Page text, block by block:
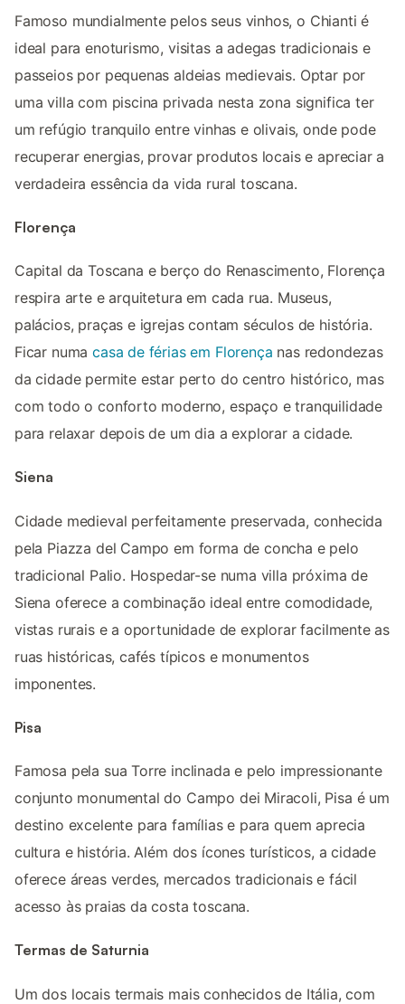
Famoso mundialmente pelos seus vinhos, o Chianti é
ideal para enoturismo, visitas a adegas tradicionais e
passeios por pequenas aldeias medievais. Optar por
uma villa com piscina privada nesta zona significa ter
um refúgio tranquilo entre vinhas e olivais, onde pode
recuperar energias, provar produtos locais e apreciar a
verdadeira essência da vida rural toscana.
Florença
Capital da Toscana e berço do Renascimento, Florença
respira arte e arquitetura em cada rua. Museus,
palácios, praças e igrejas contam séculos de história.
Ficar numacasa de férias em Florença nas redondezas
da cidade permite estar perto do centro histórico, mas
com todo o conforto moderno, espaço e tranquilidade
para relaxar depois de um dia a explorar a cidade.
Siena
Cidade medieval perfeitamente preservada, conhecida
pela Piazza del Campo em forma de concha e pelo
tradicional Palio. Hospedar-se numa villa próxima de
Siena oferece a combinação ideal entre comodidade,
vistas rurais e a oportunidade de explorar facilmente as
ruas históricas, cafés típicos e monumentos
imponentes.
Pisa
Famosa pela sua Torre inclinada e pelo impressionante
conjunto monumental do Campo dei Miracoli, Pisa é um
destino excelente para famílias e para quem aprecia
cultura e história. Além dos ícones turísticos, a cidade
oferece áreas verdes, mercados tradicionais e fácil
acesso às praias da costa toscana.
Termas de Saturnia
Um dos locais termais mais conhecidos de Itália, com